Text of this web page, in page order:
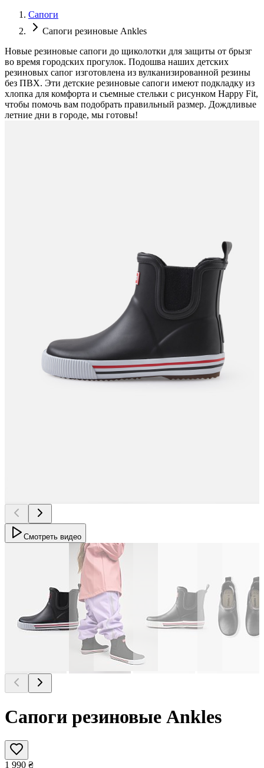
Сапоги
Сапоги резиновые Ankles
Новые резиновые сапоги до щиколотки для защиты от брызг
во время городских прогулок. Подошва наших детских
резиновых сапог изготовлена из вулканизированной резины
без ПВХ. Эти детские резиновые сапоги имеют подкладку из
хлопка для комфорта и съемные стельки с рисунком Happy Fit,
чтобы помочь вам подобрать правильный размер. Дождливые
летние дни в городе, мы готовы!
Смотреть видео
Сапоги резиновые Ankles
1 990 ₴